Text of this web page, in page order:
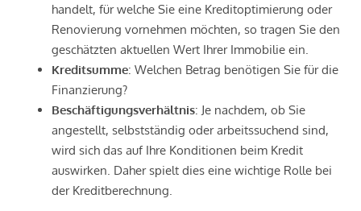
handelt, für welche Sie eine Kreditoptimierung oder
Renovierung vornehmen möchten, so tragen Sie den
geschätzten aktuellen Wert Ihrer Immobilie ein.
Kreditsumme: Welchen Betrag benötigen Sie für die
Finanzierung?
Beschäftigungsverhältnis: Je nachdem, ob Sie
angestellt, selbstständig oder arbeitssuchend sind,
wird sich das auf Ihre Konditionen beim Kredit
auswirken. Daher spielt dies eine wichtige Rolle bei
der Kreditberechnung.